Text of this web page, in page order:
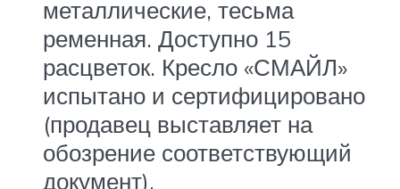
металлические, тесьма
ременная. Доступно 15
расцветок. Кресло «СМАЙЛ»
испытано и сертифицировано
(продавец выставляет на
обозрение соответствующий
документ).